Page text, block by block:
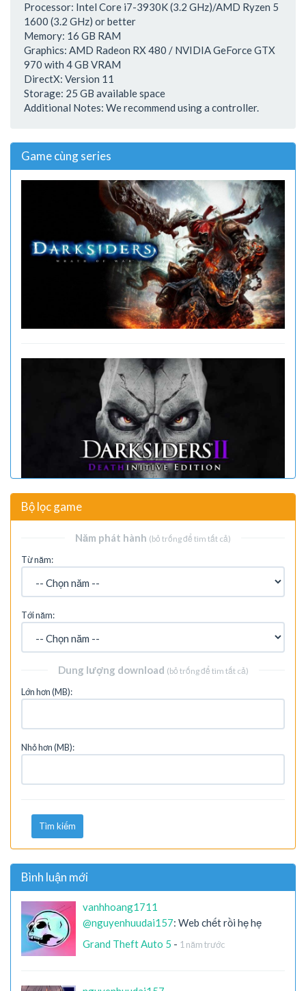
Processor: Intel Core i7-3930K (3.2 GHz)/AMD Ryzen 5
1600 (3.2 GHz) or better
Memory: 16 GB RAM
Graphics: AMD Radeon RX 480 / NVIDIA GeForce GTX
970 with 4 GB VRAM
DirectX: Version 11
Storage: 25 GB available space
Additional Notes: We recommend using a controller.
Game cùng series
Bộ lọc game
Năm phát hành (bỏ trống để tìm tất cả)
Từ năm:
Tới năm:
Dung lượng download (bỏ trống để tìm tất cả)
Lớn hơn (MB):
Nhỏ hơn (MB):
Tìm kiếm
Bình luận mới
vanhhoang1711
@nguyenhuudai157: Web chết rồi hẹ hẹ
Grand Theft Auto 5 - 1 năm trước